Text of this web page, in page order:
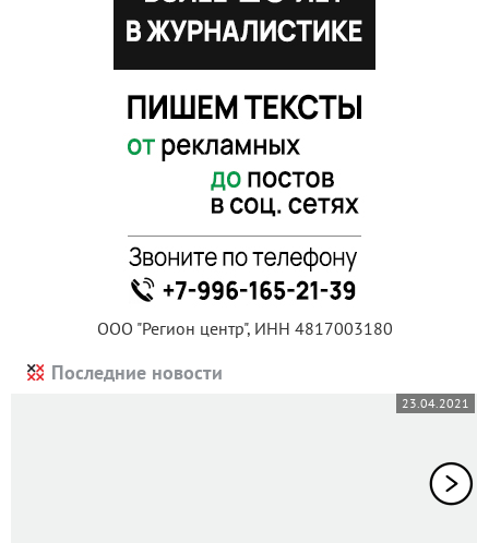
ООО "Регион центр", ИНН 4817003180
Последние новости
23.04.2021